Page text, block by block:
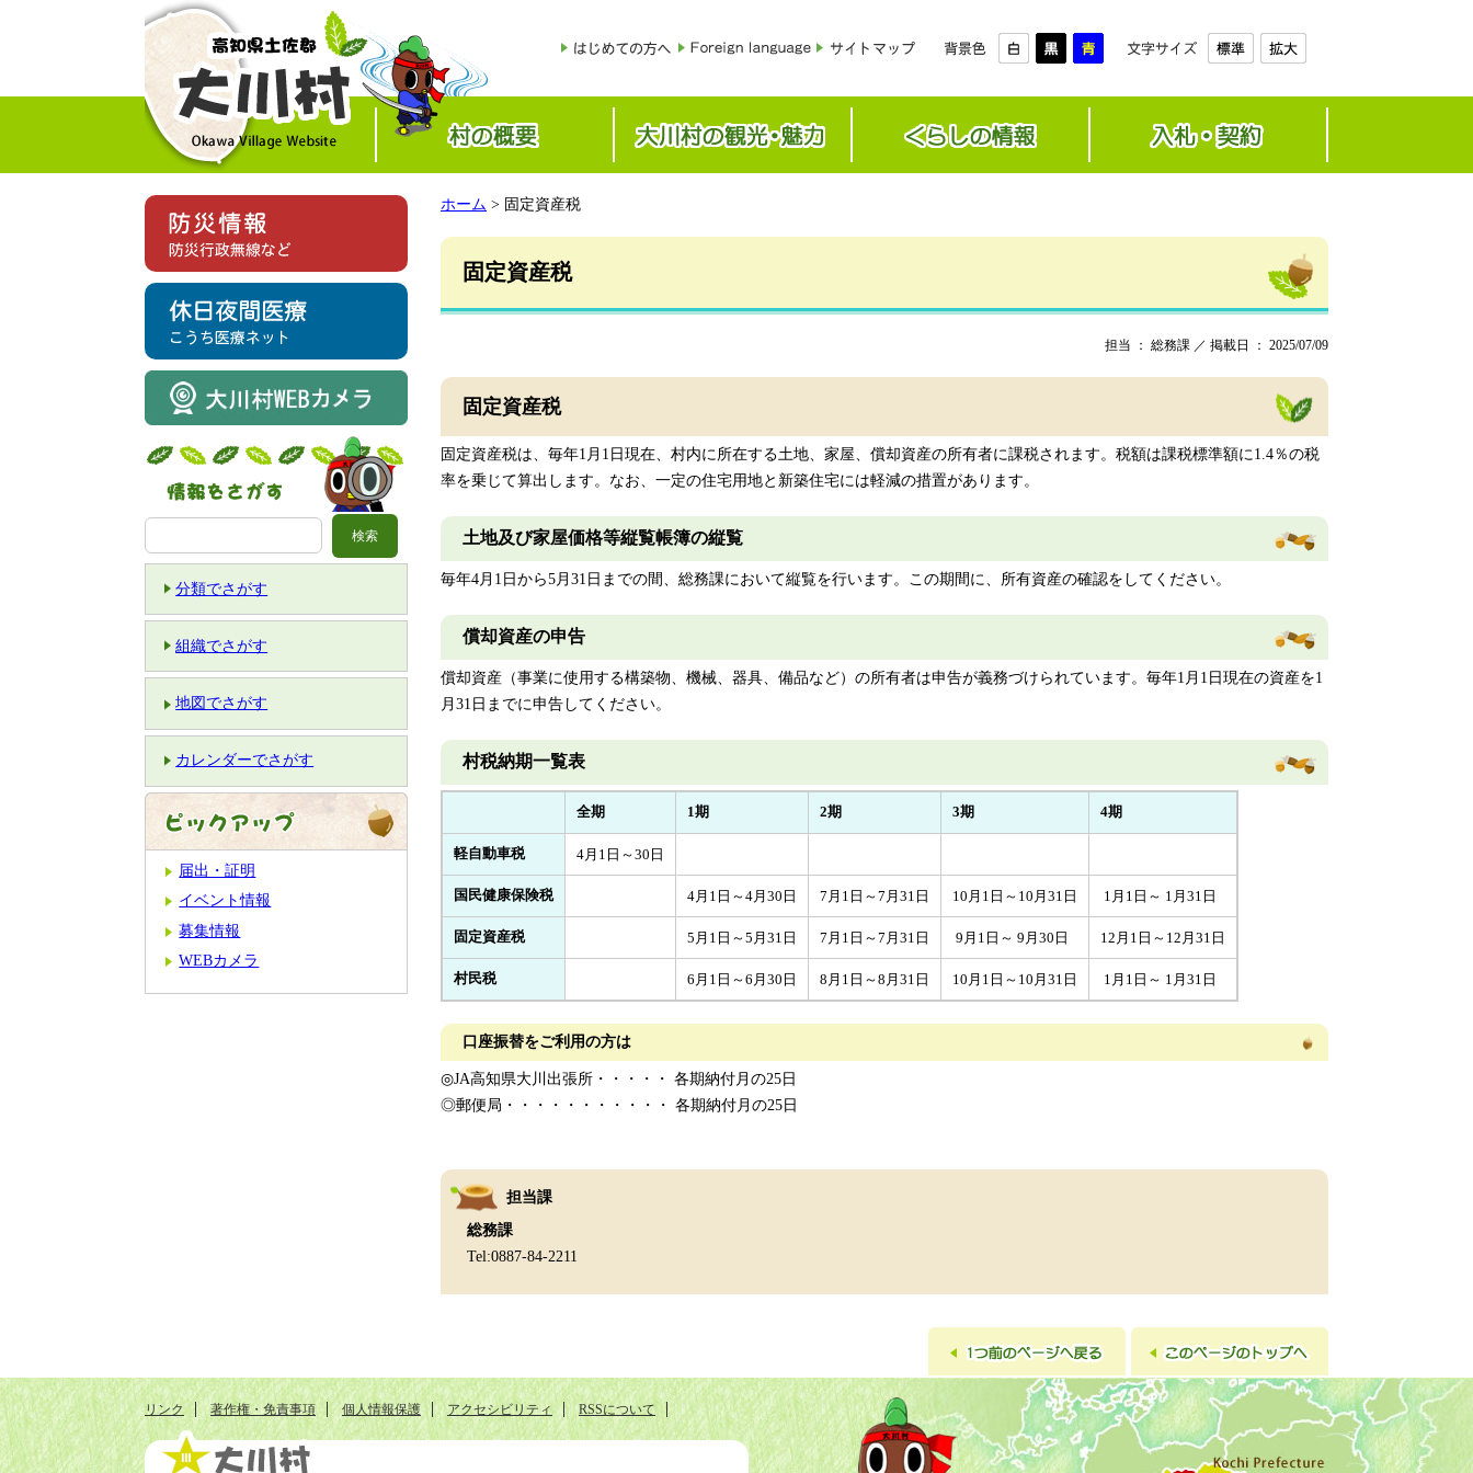
分類でさがす
組織でさがす
地図でさがす
カレンダーでさがす
届出・証明
イベント情報
募集情報
WEBカメラ
ホーム > 固定資産税
固定資産税
担当 ： 総務課 ／ 掲載日 ： 2025/07/09
固定資産税
固定資産税は、毎年1月1日現在、村内に所在する土地、家屋、償却資産の所有者に課税されます。税額は課税標準額に1.4％の税
率を乗じて算出します。なお、一定の住宅用地と新築住宅には軽減の措置があります。
土地及び家屋価格等縦覧帳簿の縦覧
毎年4月1日から5月31日までの間、総務課において縦覧を行います。この期間に、所有資産の確認をしてください。
償却資産の申告
償却資産（事業に使用する構築物、機械、器具、備品など）の所有者は申告が義務づけられています。毎年1月1日現在の資産を1
月31日までに申告してください。
村税納期一覧表
全期 1期 2期 3期 4期
軽自動車税 4月1日～30日
国民健康保険税 4月1日～4月30日 7月1日～7月31日 10月1日～10月31日 1月1日～ 1月31日
固定資産税 5月1日～5月31日 7月1日～7月31日 9月1日～ 9月30日 12月1日～12月31日
村民税 6月1日～6月30日 8月1日～8月31日 10月1日～10月31日 1月1日～ 1月31日
口座振替をご利用の方は
◎JA高知県大川出張所・・・・・ 各期納付月の25日
◎郵便局・・・・・・・・・・・ 各期納付月の25日
担当課
総務課
Tel:0887-84-2211
リンク 著作権・免責事項 個人情報保護 アクセシビリティ RSSについて